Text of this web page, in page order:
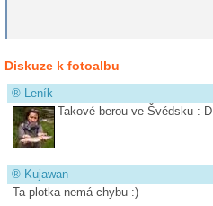
Diskuze k fotoalbu
®
Leník
Takové berou ve Švédsku :-D
® Kujawan
Ta plotka nemá chybu :)